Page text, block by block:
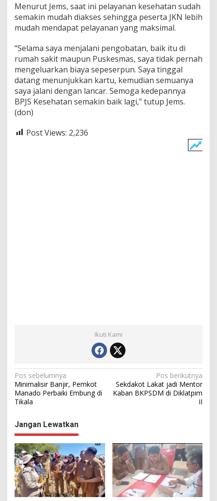
Menurut Jems, saat ini pelayanan kesehatan sudah
semakin mudah diakses sehingga peserta JKN lebih
mudah mendapat pelayanan yang maksimal.
“Selama saya menjalani pengobatan, baik itu di
rumah sakit maupun Puskesmas, saya tidak pernah
mengeluarkan biaya sepeserpun. Saya tinggal
datang menunjukkan kartu, kemudian semuanya
saya jalani dengan lancar. Semoga kedepannya
BPJS Kesehatan semakin baik lagi,” tutup Jems.
(don)
Post Views: 2,236
Ikuti Kami
N
a
v
i
g
a
s
i
p
Pos sebelumnya
Minimalisir Banjir, Pemkot
Manado Perbaiki Embung di
Tikala
Pos berikutnya
Sekdakot Lakat jadi Mentor
Kaban BKPSDM di Diklatpim
II
Jangan Lewatkan